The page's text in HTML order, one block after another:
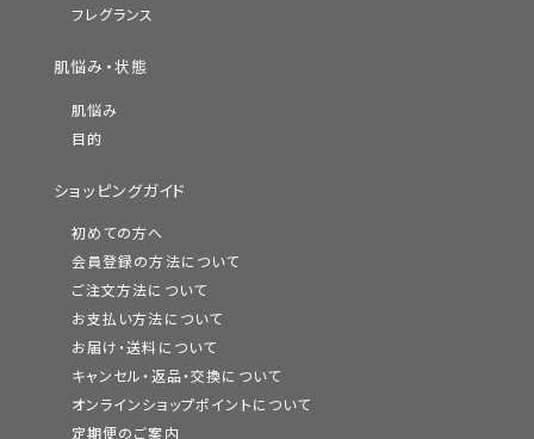
フレグランス
肌悩み・状態
肌悩み
目的
ショッピングガイド
初めての方へ
会員登録の方法について
ご注文方法について
お支払い方法について
お届け・送料について
キャンセル・返品・交換について
オンラインショップポイントについて
定期便のご案内